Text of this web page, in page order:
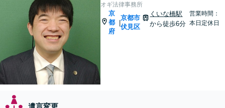
オギ法律事務所
京
都
府
|
京都市
伏見区
くいな橋駅
から徒歩6分
営業時間：
本日定休日
遺言変更